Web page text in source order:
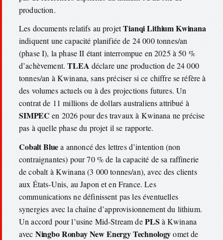
production.
Les documents relatifs au projetTianqi Lithium Kwinana
indiquent une capacité planifiée de 24 000 tonnes/an
(phase I), la phase II étant interrompue en 2025 à 50 %
d’achèvement.TLEA déclare une production de 24 000
tonnes/an à Kwinana, sans préciser si ce chiffre se réfère à
des volumes actuels ou à des projections futures. Un
contrat de 11 millions de dollars australiens attribué à
SIMPEC en 2026 pour des travaux à Kwinana ne précise
pas à quelle phase du projet il se rapporte.
Cobalt Bluea annoncé des lettres d’intention (non
contraignantes) pour 70 % de la capacité de sa raffinerie
de cobalt à Kwinana (3 000 tonnes/an), avec des clients
aux États-Unis, au Japon et en France. Les
communications ne définissent pas les éventuelles
synergies avec la chaîne d’approvisionnement du lithium.
Un accord pour l’usine Mid-Stream dePLS à Kwinana
avec Ningbo Ronbay New Energy Technologyomet de